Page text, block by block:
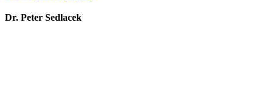
Dr. Peter Sedlacek